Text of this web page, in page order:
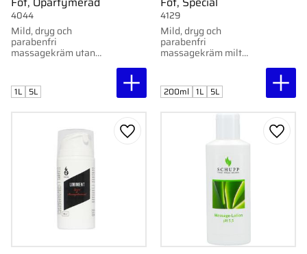
Mild, dryg och
parabenfri
massagekräm utan
parfym. Utvecklad av
och 5L dunk.
4044
1L 5L
Mild, dryg och
parabenfri
massagekräm milt
parfymerad. Utvecklad
flaska och 5L dunk.
4129
200ml 1L 5L
Lägg till i favoriter Lägg